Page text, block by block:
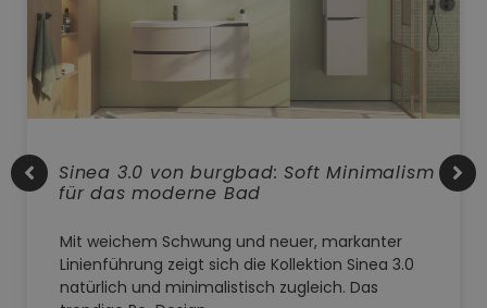
Sinea 3.0 von burgbad: Soft Minimalism
für das moderne Bad
Mit weichem Schwung und neuer, markanter
Linienführung zeigt sich die Kollektion Sinea 3.0
natürlich und minimalistisch zugleich. Das